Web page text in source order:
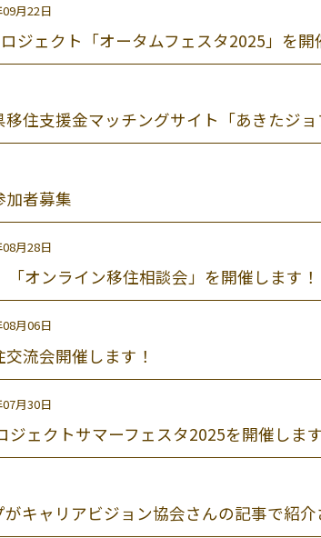
月22日
ジェクト「オータムフェスタ2025」を開
住支援金マッチングサイト「あきたジョ
加者募集
月28日
「オンライン移住相談会」を開催します！
月06日
流会開催します！
月30日
ジェクトサマーフェスタ2025を開催します
キャリアビジョン協会さんの記事で紹介